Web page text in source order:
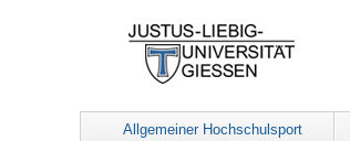
Allgemeiner Hochschulsport